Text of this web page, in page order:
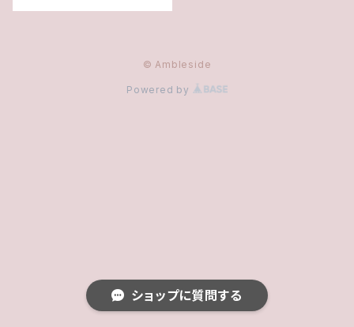
© Ambleside
Powered by
ショップに質問する